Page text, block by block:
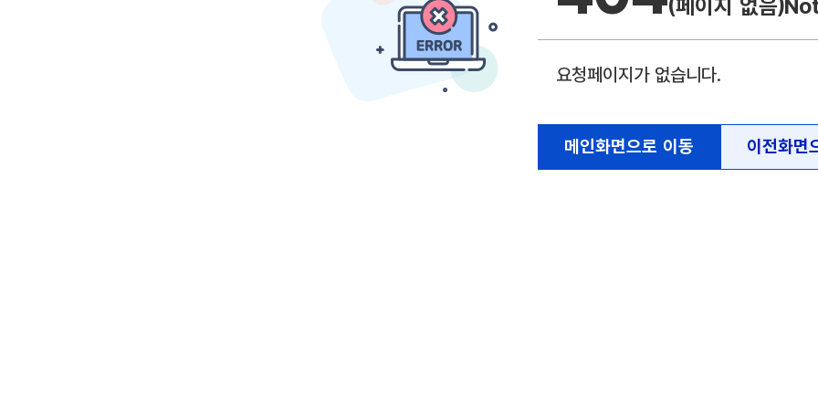
(페이지 없음)
요청페이지가 없습니다.
메인화면으로 이동 이전화면